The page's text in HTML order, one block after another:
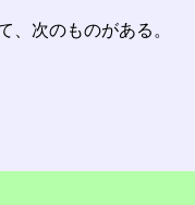
、次のものがある。